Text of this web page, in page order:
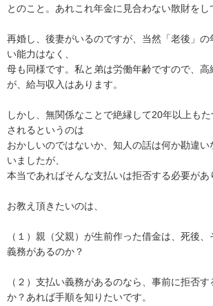
とのこと。あれこれ年金に見合わない散財をし
再婚し、後妻がいるのですが、当然「老後」
い能力はなく、
母も同様です。私と弟は労働年齢ですので、高
が、給与収入はあります。
しかし、無関係なことで絶縁して20年以上も
されるというのは
おかしいのではないか、知人の話は何か勘違い
いましたが、
本当であればそんな支払いは拒否する必要があ
お教え頂きたいのは、
（１）親（父親）が生前作った借金は、死後
義務があるのか？
（２）支払い義務があるのなら、事前に拒否
か？あれば手順を知りたいです。